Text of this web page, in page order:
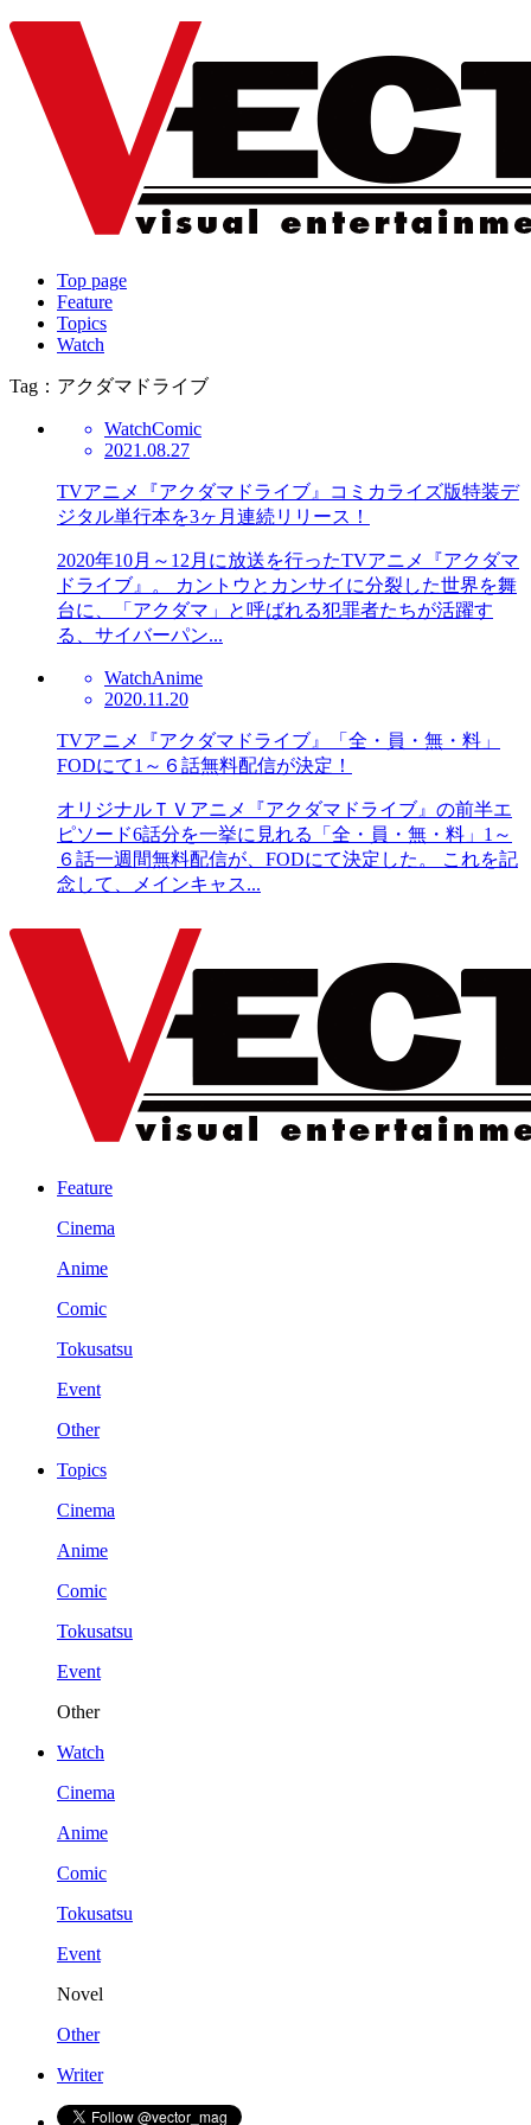
Top page
Feature
Topics
Watch
Tag：アクダマドライブ
WatchComic
2021.08.27
TVアニメ『アクダマドライブ』コミカライズ版特装デ
ジタル単行本を3ヶ月連続リリース！
2020年10月～12月に放送を行ったTVアニメ『アクダマ
ドライブ』。 カントウとカンサイに分裂した世界を舞
台に、「アクダマ」と呼ばれる犯罪者たちが活躍す
る、サイバーパン...
WatchAnime
2020.11.20
TVアニメ『アクダマドライブ』「全・員・無・料」
FODにて1～６話無料配信が決定！
オリジナルＴＶアニメ『アクダマドライブ』の前半エ
ピソード6話分を一挙に見れる「全・員・無・料」1～
６話一週間無料配信が、FODにて決定した。 これを記
念して、メインキャス...
Feature
Cinema
Anime
Comic
Tokusatsu
Event
Other
Topics
Cinema
Anime
Comic
Tokusatsu
Event
Other
Watch
Cinema
Anime
Comic
Tokusatsu
Event
Novel
Other
Writer